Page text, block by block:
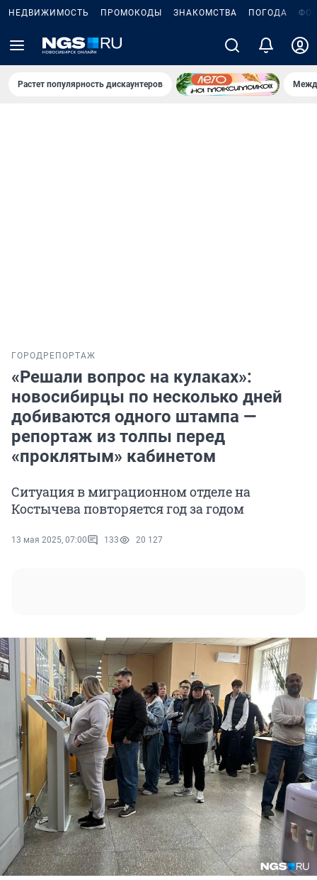
НЕДВИЖИМОСТЬ ПРОМОКОДЫ ЗНАКОМСТВА ПОГОДА
Растет популярность дискаунтеров
ГОРОД РЕПОРТАЖ
«Решали вопрос на кулаках»:
новосибирцы по несколько дней
добиваются одного штампа —
репортаж из толпы перед
«проклятым» кабинетом
Ситуация в миграционном отделе на
Костычева повторяется год за годом
13 мая 2025, 07:00 133 20 127